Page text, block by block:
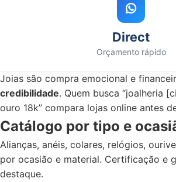
Direct
Orçamento rápido
Joias são compra emocional e
credibilidade. Quem busca “joalheria
ouro 18k” compara lojas online antes
Catálogo por tipo e
Alianças, anéis, colares, relógios,
por ocasião e material. Certificação e
destaque.